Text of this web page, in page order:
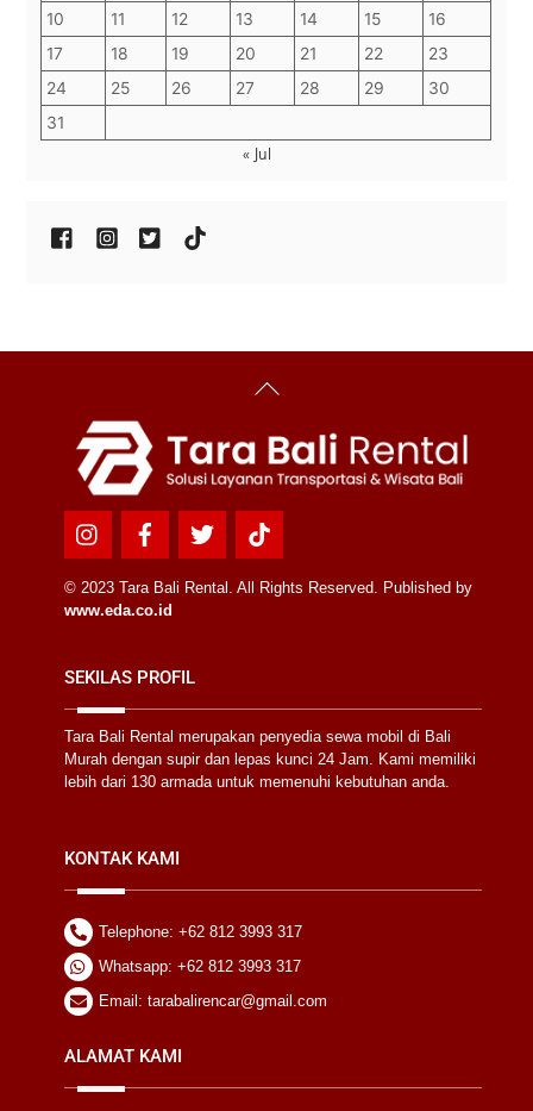
10
11 12 13 14 15
16
17
18 19 20 21 22
23
24
25 26 27 28 29
30
31
« Jul
Back
Icon
label
Icon
label
Icon
label
Icon
label
© 2023 Tara Bali Rental. All Rights Reserved. Published by
www.eda.co.id
SEKILAS PROFIL
Tara Bali Rental merupakan penyedia sewa mobil di Bali
Murah dengan supir dan lepas kunci 24 Jam. Kami memiliki
lebih dari 130 armada untuk memenuhi kebutuhan anda.
KONTAK KAMI
Telephone: +62 812 3993 317
Whatsapp: +62 812 3993 317
Email: tarabalirencar@gmail.com
ALAMAT KAMI